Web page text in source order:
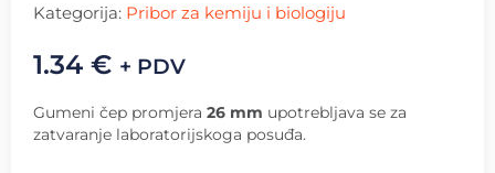
Kategorija: Pribor za kemiju i biologiju
1.34 € + PDV
Gumeni čep promjera 26 mm upotrebljava se za
zatvaranje laboratorijskoga posuđa.